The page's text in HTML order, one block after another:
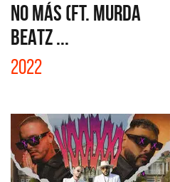
NO MÁS (FT. MURDA
BEATZ ...
2022